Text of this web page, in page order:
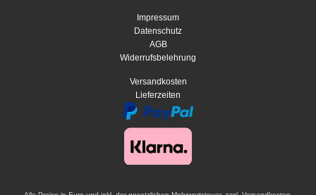
Impressum
Datenschutz
AGB
Widerrufsbelehrung
Versandkosten
Lieferzeiten